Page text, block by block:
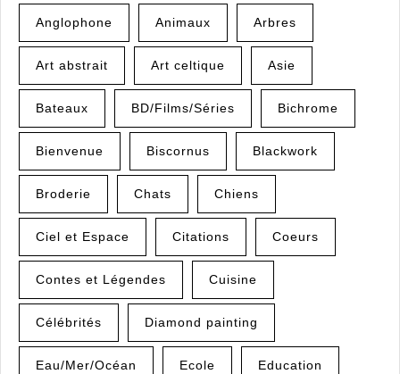
Anglophone Animaux Arbres
Art abstrait Art celtique Asie
Bateaux BD/Films/Séries Bichrome
Bienvenue Biscornus Blackwork
Broderie Chats Chiens
Ciel et Espace Citations Coeurs
Contes et Légendes Cuisine
Célébrités Diamond painting
Eau/Mer/Océan Ecole Education